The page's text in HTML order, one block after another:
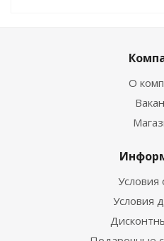
О
Условия
Условия